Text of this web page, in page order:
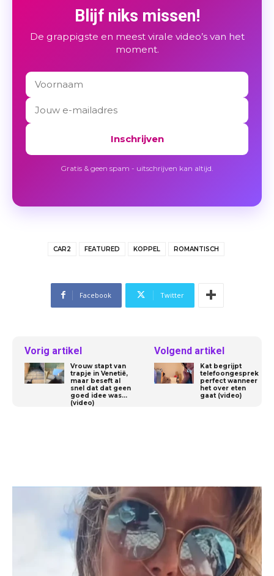
Blijf niks missen!
De grappigste en meest virale video’s van het
moment.
Inschrijven
Gratis & geen spam - uitschrijven kan altijd.
CAR2 FEATURED KOPPEL ROMANTISCH
Facebook Twitter
Vorig artikel
Vrouw stapt van
trapje in Venetië,
maar beseft al
snel dat dat geen
goed idee was…
(video)
Volgend artikel
Kat begrijpt
telefoongesprek
perfect wanneer
het over eten
gaat (video)